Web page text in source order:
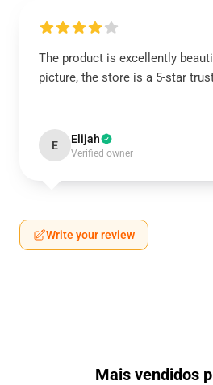
The product is excellently
picture, the store is a 5-star
E Elijah
Verified owner
Write your review
Mais vendidos